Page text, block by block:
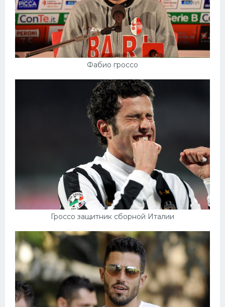
Фабио гроссо
Гроссо защитник сборной Италии